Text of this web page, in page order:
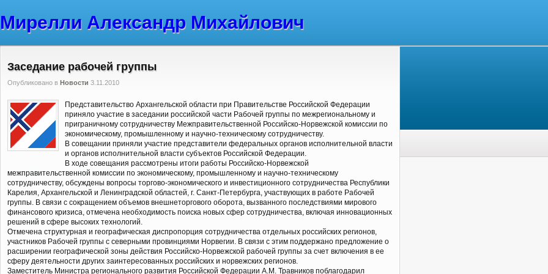
Мирелли Александр Михайлович
Заседание рабочей группы
Опубликовано в Новости 3.11.2010
Представительство Архангельской области при Правительстве Российской Федерации
приняло участие в заседании российской части Рабочей группы по межрегиональному и
приграничному сотрудничеству Межправительственной Российско-Норвежской комиссии по
экономическому, промышленному и научно-техническому сотрудничеству.
В совещании приняли участие представители федеральных органов исполнительной власти
и органов исполнительной власти субъектов Российской Федерации.
В ходе совещания рассмотрены итоги работы Российско-Норвежской
межправительственной комиссии по экономическому, промышленному и научно-техническому
сотрудничеству, обсуждены вопросы торгово-экономического и инвестиционного сотрудничества Республики
Карелия, Архангельской и Ленинградской областей, г. Санкт-Петербурга, участвующих в работе Рабочей
группы. В связи с сокращением объемов внешнеторгового оборота, вызванного последствиями мирового
финансового кризиса, отмечена необходимость поиска новых сфер сотрудничества, включая инновационных
решений в сфере высоких технологий.
Отмечена структурная и географическая диспропорция сотрудничества отдельных российских регионов,
участников Рабочей группы с северными провинциями Норвегии. В связи с этим поддержано предложение о
расширении географической зоны действия Российско-Норвежской рабочей группы за счет включения в ее
сферу деятельности других заинтересованных российских и норвежских регионов.
Заместитель Министра регионального развития Российской Федерации А.М. Травников поблагодарил